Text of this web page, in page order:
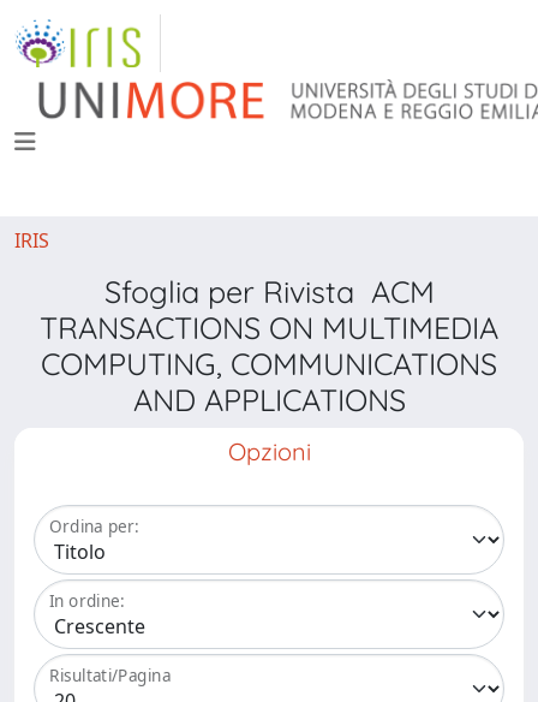
IRIS
Sfoglia per Rivista ACM
TRANSACTIONS ON MULTIMEDIA
COMPUTING, COMMUNICATIONS
AND APPLICATIONS
Opzioni
Ordina per:
In ordine:
Risultati/Pagina